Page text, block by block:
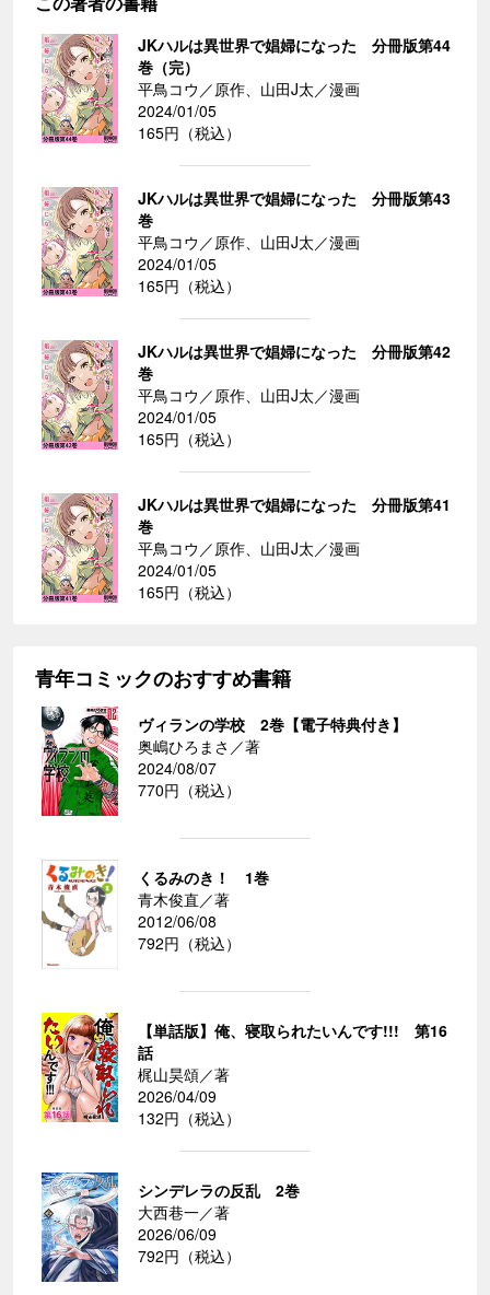
JKハルは異世界で娼婦になった 分冊版第44
巻（完）
平鳥コウ／原作、山田J太／漫画
2024/01/05
165円（税込）
JKハルは異世界で娼婦になった 分冊版第43
巻
平鳥コウ／原作、山田J太／漫画
2024/01/05
165円（税込）
JKハルは異世界で娼婦になった 分冊版第42
巻
平鳥コウ／原作、山田J太／漫画
2024/01/05
165円（税込）
JKハルは異世界で娼婦になった 分冊版第41
巻
平鳥コウ／原作、山田J太／漫画
2024/01/05
165円（税込）
青年コミックのおすすめ書籍
ヴィランの学校 2巻【電子特典付き】
奥嶋ひろまさ／著
2024/08/07
770円（税込）
くるみのき！ 1巻
青木俊直／著
2012/06/08
792円（税込）
【単話版】俺、寝取られたいんです!!! 第16
話
梶山昊頌／著
2026/04/09
132円（税込）
シンデレラの反乱 2巻
大西巷一／著
2026/06/09
792円（税込）